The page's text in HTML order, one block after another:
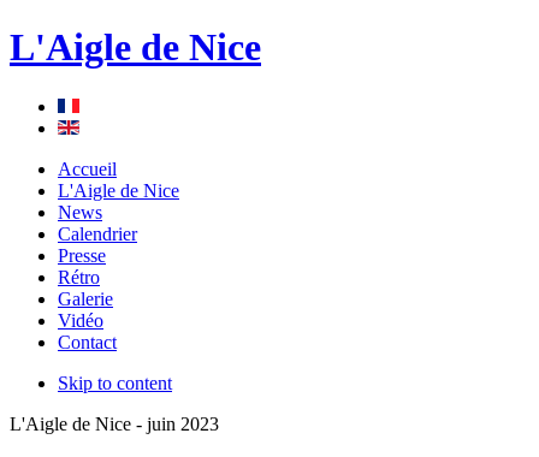
L'Aigle de Nice
Accueil
L'Aigle de Nice
News
Calendrier
Presse
Rétro
Galerie
Vidéo
Contact
Skip to content
L'Aigle de Nice - juin 2023